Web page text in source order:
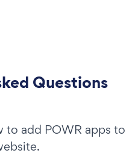
Questions
to add POWR apps to